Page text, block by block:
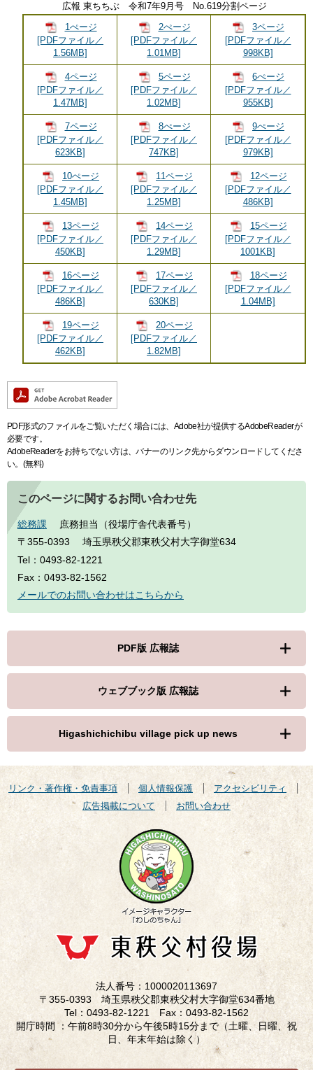
広報 東ちちぶ 令和7年9月号 No.619分割ページ
1ぺージ
[PDFファイル／
1.56MB]
2ぺージ
[PDFファイル／
1.01MB]
3ページ
[PDFファイル／
998KB]
4ページ
[PDFファイル／
1.47MB]
5ページ
[PDFファイル／
1.02MB]
6ぺージ
[PDFファイル／
955KB]
7ページ
[PDFファイル／
623KB]
8ぺージ
[PDFファイル／
747KB]
9ぺージ
[PDFファイル／
979KB]
10ぺージ
[PDFファイル／
1.45MB]
11ページ
[PDFファイル／
1.25MB]
12ページ
[PDFファイル／
486KB]
13ページ
[PDFファイル／
450KB]
14ページ
[PDFファイル／
1.29MB]
15ページ
[PDFファイル／
1001KB]
16ページ
[PDFファイル／
486KB]
17ページ
[PDFファイル／
630KB]
18ページ
[PDFファイル／
1.04MB]
19ページ
[PDFファイル／
462KB]
20ページ
[PDFファイル／
1.82MB]
PDF形式のファイルをご覧いただく場合には、Adobe社が提供するAdobeReaderが
必要です。
AdobeReaderをお持ちでない方は、バナーのリンク先からダウンロードしてくださ
い。(無料)
このページに関するお問い合わせ先
総務課
庶務担当（役場庁舎代表番号）
〒355-0393
埼玉県秩父郡東秩父村大字御堂634
Tel：0493-82-1221
Fax：0493-82-1562
メールでのお問い合わせはこちらから
PDF版 広報誌
ウェブブック版 広報誌
Higashichichibu village pick up news
リンク・著作権・免責事項 個人情報保護
アクセシビリティ
広告掲載について
お問い合わせ
法人番号：1000020113697
〒355-0393 埼玉県秩父郡東秩父村大字御堂634番地
Tel：0493-82-1221 Fax：0493-82-1562
開庁時間 ：午前8時30分から午後5時15分まで（土曜、日曜、祝
日、年末年始は除く）